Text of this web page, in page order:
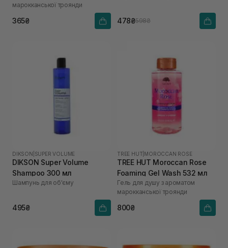
марокканської троянди
365₴ 478₴598₴
DIKSON SUPER VOLUME
DIKSON Super Volume
Shampoo 300 мл
Шампунь для об'єму
495₴
TREE HUT MOROCCAN ROSE
TREE HUT Moroccan Rose
Foaming Gel Wash 532 мл
Гель для душу з ароматом
марокканської троянди
800₴